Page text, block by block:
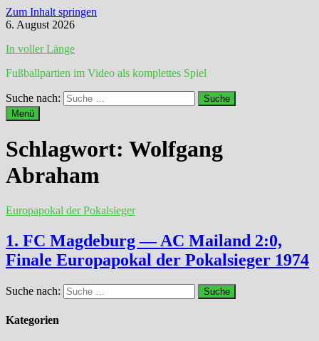
Zum Inhalt springen
6. August 2026
In voller Länge
Fußballpartien im Video als komplettes Spiel
Suche nach:
Menü
Schlagwort: Wolfgang
Abraham
Europapokal der Pokalsieger
1. FC Magdeburg — AC Mailand 2:0,
Finale Europapokal der Pokalsieger 1974
Suche nach:
Kategorien